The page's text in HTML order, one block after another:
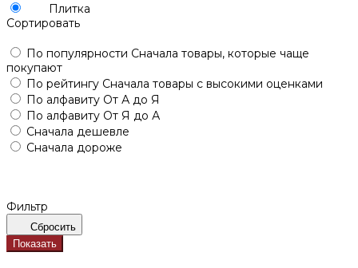
Плитка
Сортировать
По популярности Сначала товары, которые чаще
покупают
По рейтингу Сначала товары с высокими оценками
По алфавиту От А до Я
По алфавиту От Я до А
Сначала дешевле
Сначала дороже
Фильтр
Сбросить
Показать